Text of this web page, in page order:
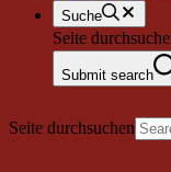
Suche
Seite
Submit search
Seite durchsuchen